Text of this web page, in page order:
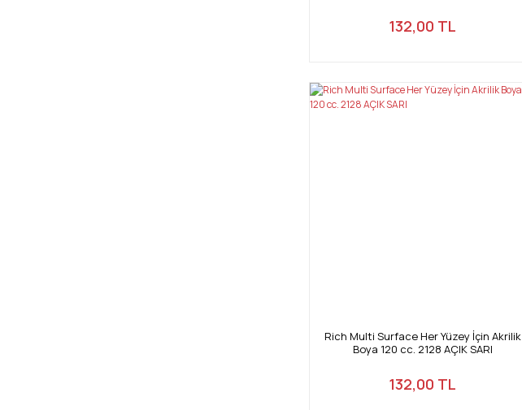
132,00 TL
Rich Multi Surface Her Yüzey İçin Akrilik
Boya 120 cc. 2128 AÇIK SARI
132,00 TL